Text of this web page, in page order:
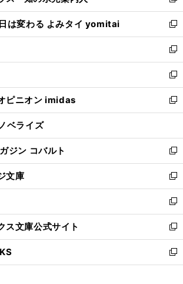
ウ
で
開
く
ン
ド
ウ
で
開
く
ウ
ィ
ン
ド
ウ
で
開
く
し
い
ウ
ィ
ン
ド
ウ
で
開
は変わる よみタイ yomitai
新
し
い
ウ
ィ
ン
ド
ウ
開
く
新
し
い
ウ
ィ
ン
ウ
で
開
く
新
し
い
ウ
ン
ド
ウ
で
開
く
ピニオン imidas
新
し
ウ
ィ
ン
ド
ウ
で
開
く
ベライズ
ジン コバルト
新
し
い
ウ
ィ
ン
ド
ウ
で
開
文庫
新
し
い
ウ
ィ
ン
ド
ウ
新
し
い
ウ
ィ
ン
ス文庫公式サイト
新
し
い
ウ
新
し